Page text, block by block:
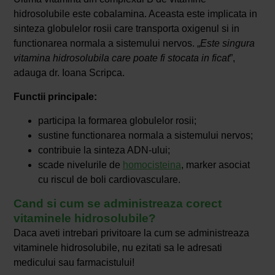
hidrosolubile este cobalamina. Aceasta este implicata in
sinteza globulelor rosii care transporta oxigenul si in
functionarea normala a sistemului nervos. „Este singura
vitamina hidrosolubila care poate fi stocata in ficat”,
adauga dr. Ioana Scripca.
Functii principale:
participa la formarea globulelor rosii;
sustine functionarea normala a sistemului nervos;
contribuie la sinteza ADN-ului;
scade nivelurile de homocisteina, marker asociat
cu riscul de boli cardiovasculare.
Cand si cum se administreaza corect
vitaminele hidrosolubile?
Daca aveti intrebari privitoare la cum se administreaza
vitaminele hidrosolubile, nu ezitati sa le adresati
medicului sau farmacistului!